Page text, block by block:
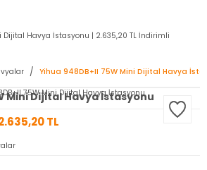
Yihua 948DB+II 75W Mini Dijital Havya
Mini Dijital Havya İstasyonu
TL